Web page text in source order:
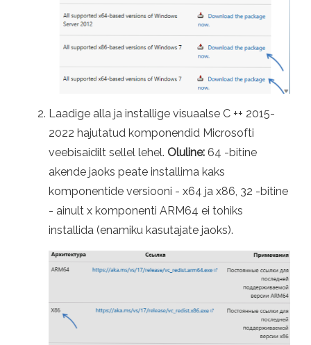
Laadige alla ja installige visuaalse C ++ 2015-
2022 hajutatud komponendid Microsofti
veebisaidilt sellel lehel. Oluline: 64 -bitine
akende jaoks peate installima kaks
komponentide versiooni - x64 ja x86, 32 -bitine
- ainult x komponenti ARM64 ei tohiks
installida (enamiku kasutajate jaoks).